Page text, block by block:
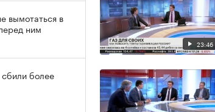
23:46
вымотаться в
ним
более